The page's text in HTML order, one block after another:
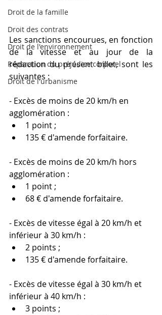
Droit de la famille
Droit des contrats
Droit de l'environnement
Réparation du préjudice corporel
Droit de l'urbanisme
Les sanctions encourues, en fonction
de la vitesse et au jour de la
rédaction du présent billet, sont les
suivantes :
- Excès de moins de 20 km/h en
agglomération :
1 point ;
135 € d'amende forfaitaire.
- Excès de moins de 20 km/h hors
agglomération :
1 point ;
68 € d'amende forfaitaire.
- Excès de vitesse égal à 20 km/h et
inférieur à 30 km/h :
2 points ;
135 € d'amende forfaitaire.
- Excès de vitesse égal à 30 km/h et
inférieur à 40 km/h :
3 points ;